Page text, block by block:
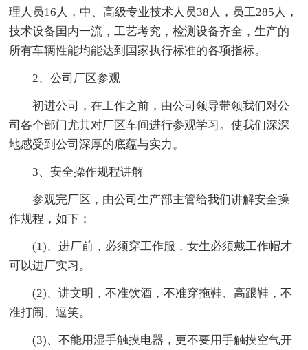
理人员16人，中、高级专业技术人员38人，员工285人，
技术设备国内一流，工艺考究，检测设备齐全，生产的
所有车辆性能均能达到国家执行标准的各项指标。
2、公司厂区参观
初进公司，在工作之前，由公司领导带领我们对公
司各个部门尤其对厂区车间进行参观学习。使我们深深
地感受到公司深厚的底蕴与实力。
3、安全操作规程讲解
参观完厂区，由公司生产部主管给我们讲解安全操
作规程，如下：
(1)、进厂前，必须穿工作服，女生必须戴工作帽才
可以进厂实习。
(2)、讲文明，不准饮酒，不准穿拖鞋、高跟鞋，不
准打闹、逗笑。
(3)、不能用湿手触摸电器，更不要用手触摸空气开